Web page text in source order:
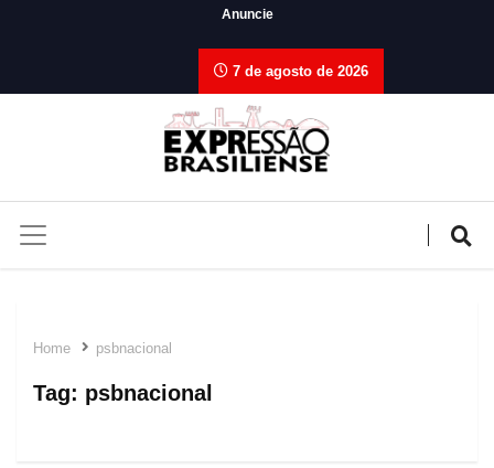
Anuncie
7 de agosto de 2026
Home psbnacional
Tag: psbnacional